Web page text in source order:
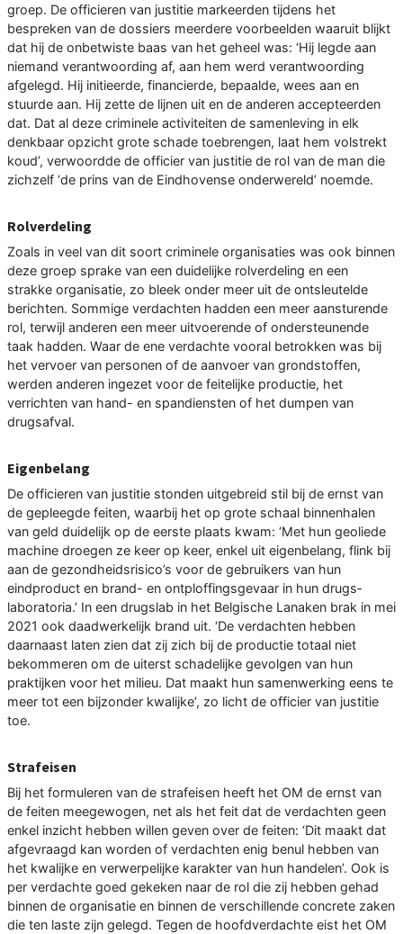
groep. De officieren van justitie markeerden tijdens het
bespreken van de dossiers meerdere voorbeelden waaruit blijkt
dat hij de onbetwiste baas van het geheel was: ‘Hij legde aan
niemand verantwoording af, aan hem werd verantwoording
afgelegd. Hij initieerde, financierde, bepaalde, wees aan en
stuurde aan. Hij zette de lijnen uit en de anderen accepteerden
dat. Dat al deze criminele activiteiten de samenleving in elk
denkbaar opzicht grote schade toebrengen, laat hem volstrekt
koud’, verwoordde de officier van justitie de rol van de man die
zichzelf ‘de prins van de Eindhovense onderwereld’ noemde.
Rolverdeling
Zoals in veel van dit soort criminele organisaties was ook binnen
deze groep sprake van een duidelijke rolverdeling en een
strakke organisatie, zo bleek onder meer uit de ontsleutelde
berichten. Sommige verdachten hadden een meer aansturende
rol, terwijl anderen een meer uitvoerende of ondersteunende
taak hadden. Waar de ene verdachte vooral betrokken was bij
het vervoer van personen of de aanvoer van grondstoffen,
werden anderen ingezet voor de feitelijke productie, het
verrichten van hand- en spandiensten of het dumpen van
drugsafval.
Eigenbelang
De officieren van justitie stonden uitgebreid stil bij de ernst van
de gepleegde feiten, waarbij het op grote schaal binnenhalen
van geld duidelijk op de eerste plaats kwam: ‘Met hun geoliede
machine droegen ze keer op keer, enkel uit eigen­belang, flink bij
aan de gezondheidsrisico’s voor de gebruikers van hun
eindproduct en brand- en ontploffingsgevaar in hun drugs­
laboratoria.’ In een drugslab in het Belgische Lanaken brak in mei
2021 ook daadwerkelijk brand uit. ‘De verdachten hebben
daarnaast laten zien dat zij zich bij de productie totaal niet
bekommeren om de uiterst schadelijke gevolgen van hun
praktijken voor het milieu. Dat maakt hun samenwerking eens te
meer tot een bijzonder kwalijke’, zo licht de officier van justitie
toe.
Strafeisen
Bij het formuleren van de strafeisen heeft het OM de ernst van
de feiten meegewogen, net als het feit dat de verdachten geen
enkel inzicht hebben willen geven over de feiten: ‘Dit maakt dat
afgevraagd kan worden of verdachten enig benul hebben van
het kwalijke en verwerpelijke karakter van hun handelen’. Ook is
per verdachte goed gekeken naar de rol die zij hebben gehad
binnen de organisatie en binnen de verschillende concrete zaken
die ten laste zijn gelegd. Tegen de hoofdverdachte eist het OM